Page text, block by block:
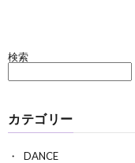
検索
カテゴリー
DANCE